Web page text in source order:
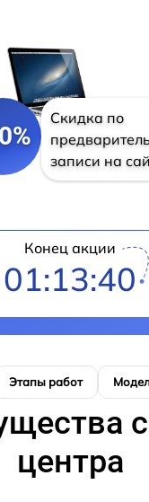
Скидка по
записи на
Конец акции
01:13:39
Этапы работ
центра